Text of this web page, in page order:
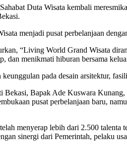
Duta Wisata kembali
menjadi pusat perbelanjaan
“Living World Grand Wisata
dan menikmati hiburan bersama
pada desain arsitektur,
Bapak Ade Kuswara
pusat perbelanjaan baru,
menyerap lebih dari 2.500
sinergi dari Pemerintah, pelaku